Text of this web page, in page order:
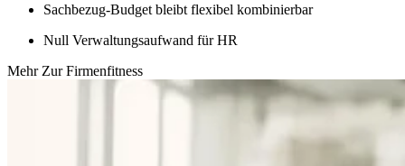
Sachbezug-Budget bleibt flexibel kombinierbar
Null Verwaltungsaufwand für HR
Mehr Zur Firmenfitness